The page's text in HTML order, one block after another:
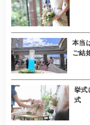
本当
ご結
挙式
式